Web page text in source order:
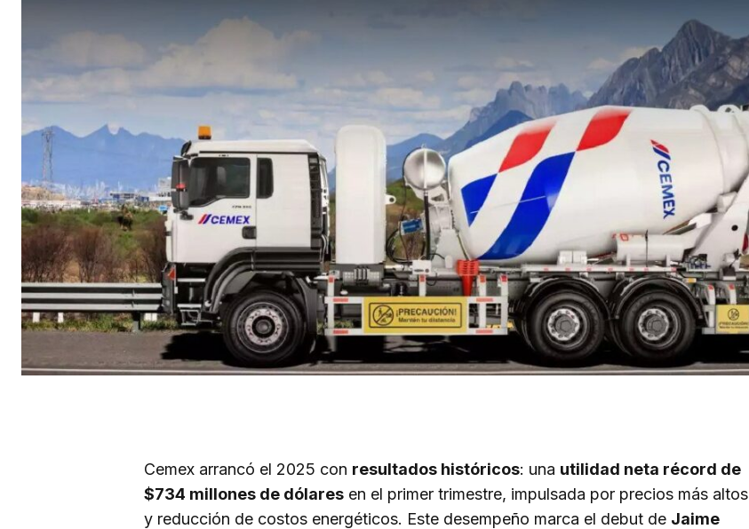
Cemex arrancó el 2025 con resultados históricos: una utilidad neta récord de
$734 millones de dólares en el primer trimestre, impulsada por precios más altos
y reducción de costos energéticos. Este desempeño marca el debut de Jaime